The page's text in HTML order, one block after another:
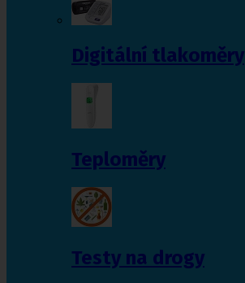
Digitální tlakoměry
Teploměry
Testy na drogy